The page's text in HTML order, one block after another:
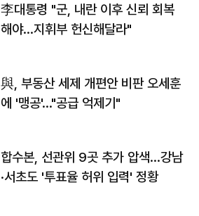
李대통령 "군, 내란 이후 신뢰 회복
해야…지휘부 헌신해달라"
與, 부동산 세제 개편안 비판 오세훈
에 '맹공'…"공급 억제기"
합수본, 선관위 9곳 추가 압색…강남
·서초도 '투표율 허위 입력' 정황